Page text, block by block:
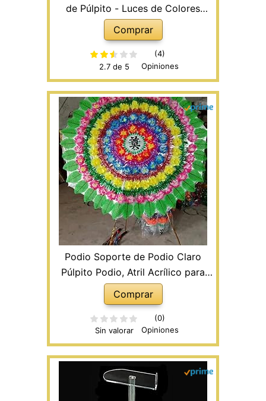
de Púlpito - Luces de Colores
Púlpito de Conferencia de Acrílico
Control Remoto Púlpito de Iglesia
Transparente Púlpito Transparente
Plataforma Multiusos
Comprar
2.7 de 5
(4)
Opiniones
Podio Soporte de Podio Claro
Púlpito Podio, Atril Acrílico para
Iglesia/Boda/Aula/Lugar de
Oratoria, Podios de Pie para
Profesores Atriles
Comprar
Sin valorar
(0)
Opiniones